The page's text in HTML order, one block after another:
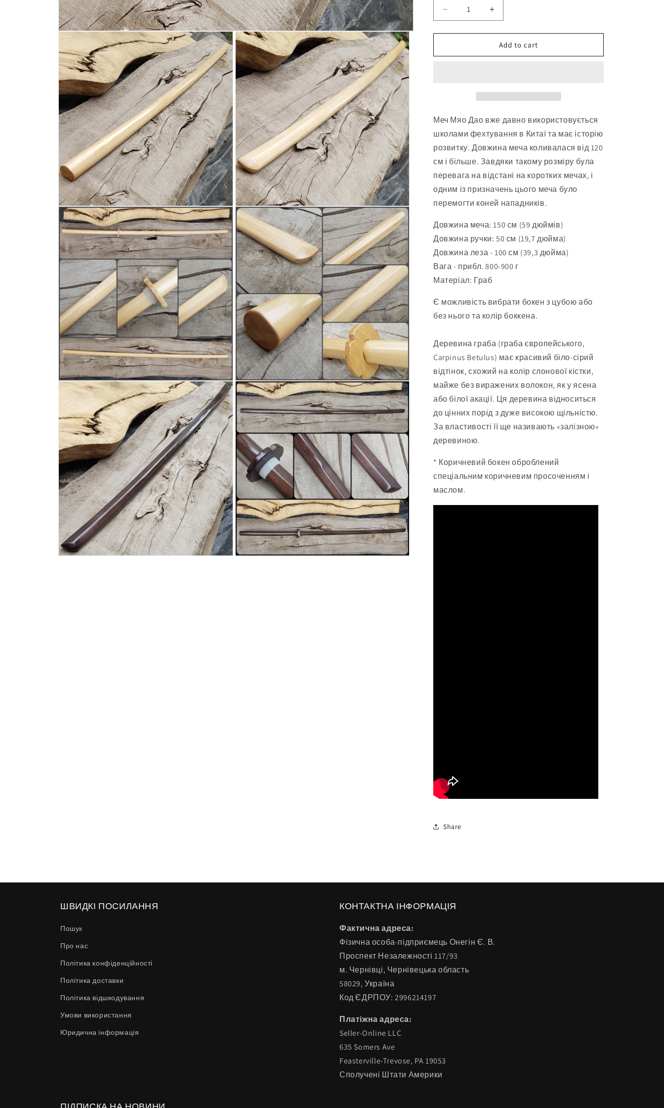
Decrease
quantity
for
Дерев&#39;яний
довгий
Мяо
150
см
(59&quot;)
грабове
дерево
Increase
quantity
for
Дерев&#39;яний
довгий
Мяо
150
см
(59&quot;)
грабове
дерево
Add to cart
Меч Мяо Дао вже давно використовується
школами фехтування в Китаї та має історію
розвитку. Довжина меча коливалася від 120
см і більше. Завдяки такому розміру була
перевага на відстані на коротких мечах, і
одним із призначень цього меча було
перемогти коней нападників.
Довжина меча: 150 см (59 дюймів)
Довжина ручки: 50 см (19,7 дюйма)
Довжина леза - 100 см (39,3 дюйма)
Вага - прибл. 800-900 г
Матеріал: Граб
Є можливість вибрати бокен з цубою або
без нього та колір боккена.
Деревина граба (граба європейського,
Carpinus Betulus) має красивий біло-сірий
відтінок, схожий на колір слонової кістки,
майже без виражених волокон, як у ясена
або білої акації. Ця деревина відноситься
до цінних порід з дуже високою щільністю.
За властивості її ще називають «залізною»
деревиною.
* Коричневий бокен оброблений
спеціальним коричневим просоченням і
маслом.
Share
ШВИДКІ ПОСИЛАННЯ
Пошук
Про нас
Політика конфіденційності
Політика доставки
Політика відшкодування
Умови використання
Юридична інформація
КОНТАКТНА ІНФОРМАЦІЯ
Фактична адреса:
Фізична особа-підприємець Онегін Є. В.
Проспект Незалежності 117/93
м. Чернівці, Чернівецька область
58029, Україна
Код ЄДРПОУ: 2996214197
Платіжна адреса:
Seller-Online LLC
635 Somers Ave
Feasterville-Trevose, PA 19053
Сполучені Штати Америки